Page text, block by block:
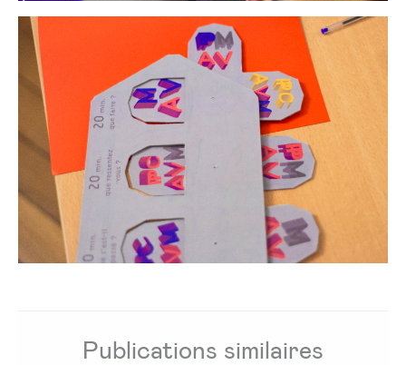
Publications similaires